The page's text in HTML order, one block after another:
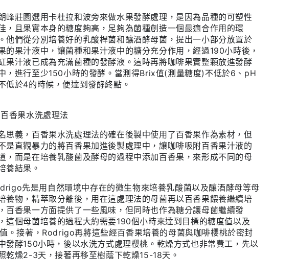
｜
百
香
果
水
洗
淺
｜
啡
豆
包
峰莊園選用卡杜拉和波旁來做水果發酵處理，是因為品種的可塑性
，且果實本身的糖度夠高，足夠為菌種創造一個最適合作用的環
他們從分別培養好的乳酸桿菌和釀酒酵母菌，提出一小部分放置於
的果汁液中，讓菌種和果汁液中的糖分充分作用，經過190小時後，
果汁液已成為充滿菌種的發酵液。這時再將咖啡果實整顆放進發酵
，進行至少150小時的發酵。當測得Brix值(測量糖度)不低於6、pH
低於4的時候，便達到發酵終點。
百香果水洗處理法
思義，百香果水洗處理法的確在後製中使用了百香果作為素材，但
是直觀暴力的將百香果加進後製處理中，讓咖啡吸附百香果汁液的
，而是在培養乳酸菌及酵母的過程中添加百香果，來形成不同的母
養結果。
先是用自然環境中存在的微生物來培養乳酸菌以及釀酒酵母等母
養物，精萃取分離後，用在這處理法的母菌再以百香果餵養繼續培
百香果一方面提供了一些風味，但同時也作為糖分讓母菌繼續發
這個母菌培養的過程大約需要190個小時來達到目標的糖度值以及
值。接著， Rodrigo再將這些經百香果培養的母菌與咖啡櫻桃於密封
發酵150小時，後以水洗方式處理櫻桃。乾燥方式也非常費工，先以
乾燥2-3天，接著再移至樹蔭下乾燥15-18天。